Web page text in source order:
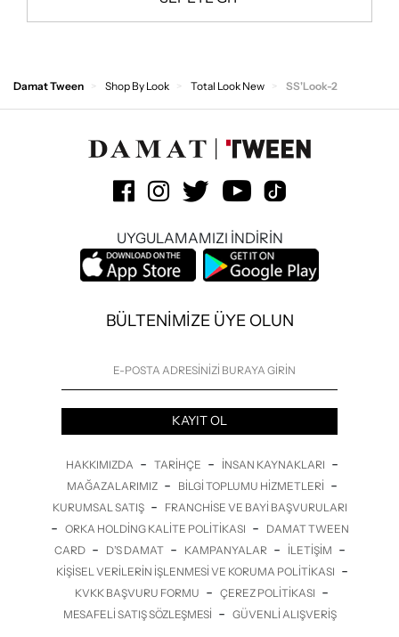
Damat Tween Shop By Look Total Look New SS'Look-2
UYGULAMAMIZI İNDİRİN
BÜLTENİMİZE ÜYE OLUN
KAYIT OL
HAKKIMIZDA - TARIHÇE - İNSAN KAYNAKLARI -
MAĞAZALARIMIZ - BILGI TOPLUMU HIZMETLERI -
KURUMSAL SATIŞ - FRANCHISE VE BAYI BAŞVURULARI
- ORKA HOLDING KALITE POLITIKASI -
DAMAT TWEEN
CARD - D’S DAMAT - KAMPANYALAR - İLETİŞİM -
KIŞISEL VERILERIN İŞLENMESI VE KORUMA POLITIKASI -
KVKK BAŞVURU FORMU - ÇEREZ POLITIKASI -
MESAFELI SATIŞ SÖZLEŞMESI - GÜVENLI ALIŞVERIŞ